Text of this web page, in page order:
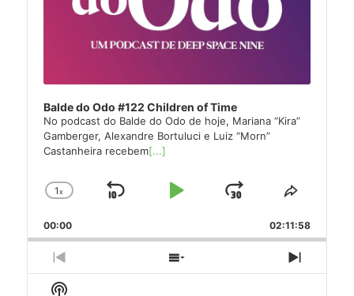
Balde do Odo #122 Children of Time
No podcast do Balde do Odo de hoje, Mariana “Kira”
Gamberger, Alexandre Bortuluci e Luiz “Morn”
Castanheira recebem[...]
Change
Rate
1x
Skip
Play
Jump
Forward
Share
Episode
00:00 02:11:58
Previous
Episode
Show
Next
Show